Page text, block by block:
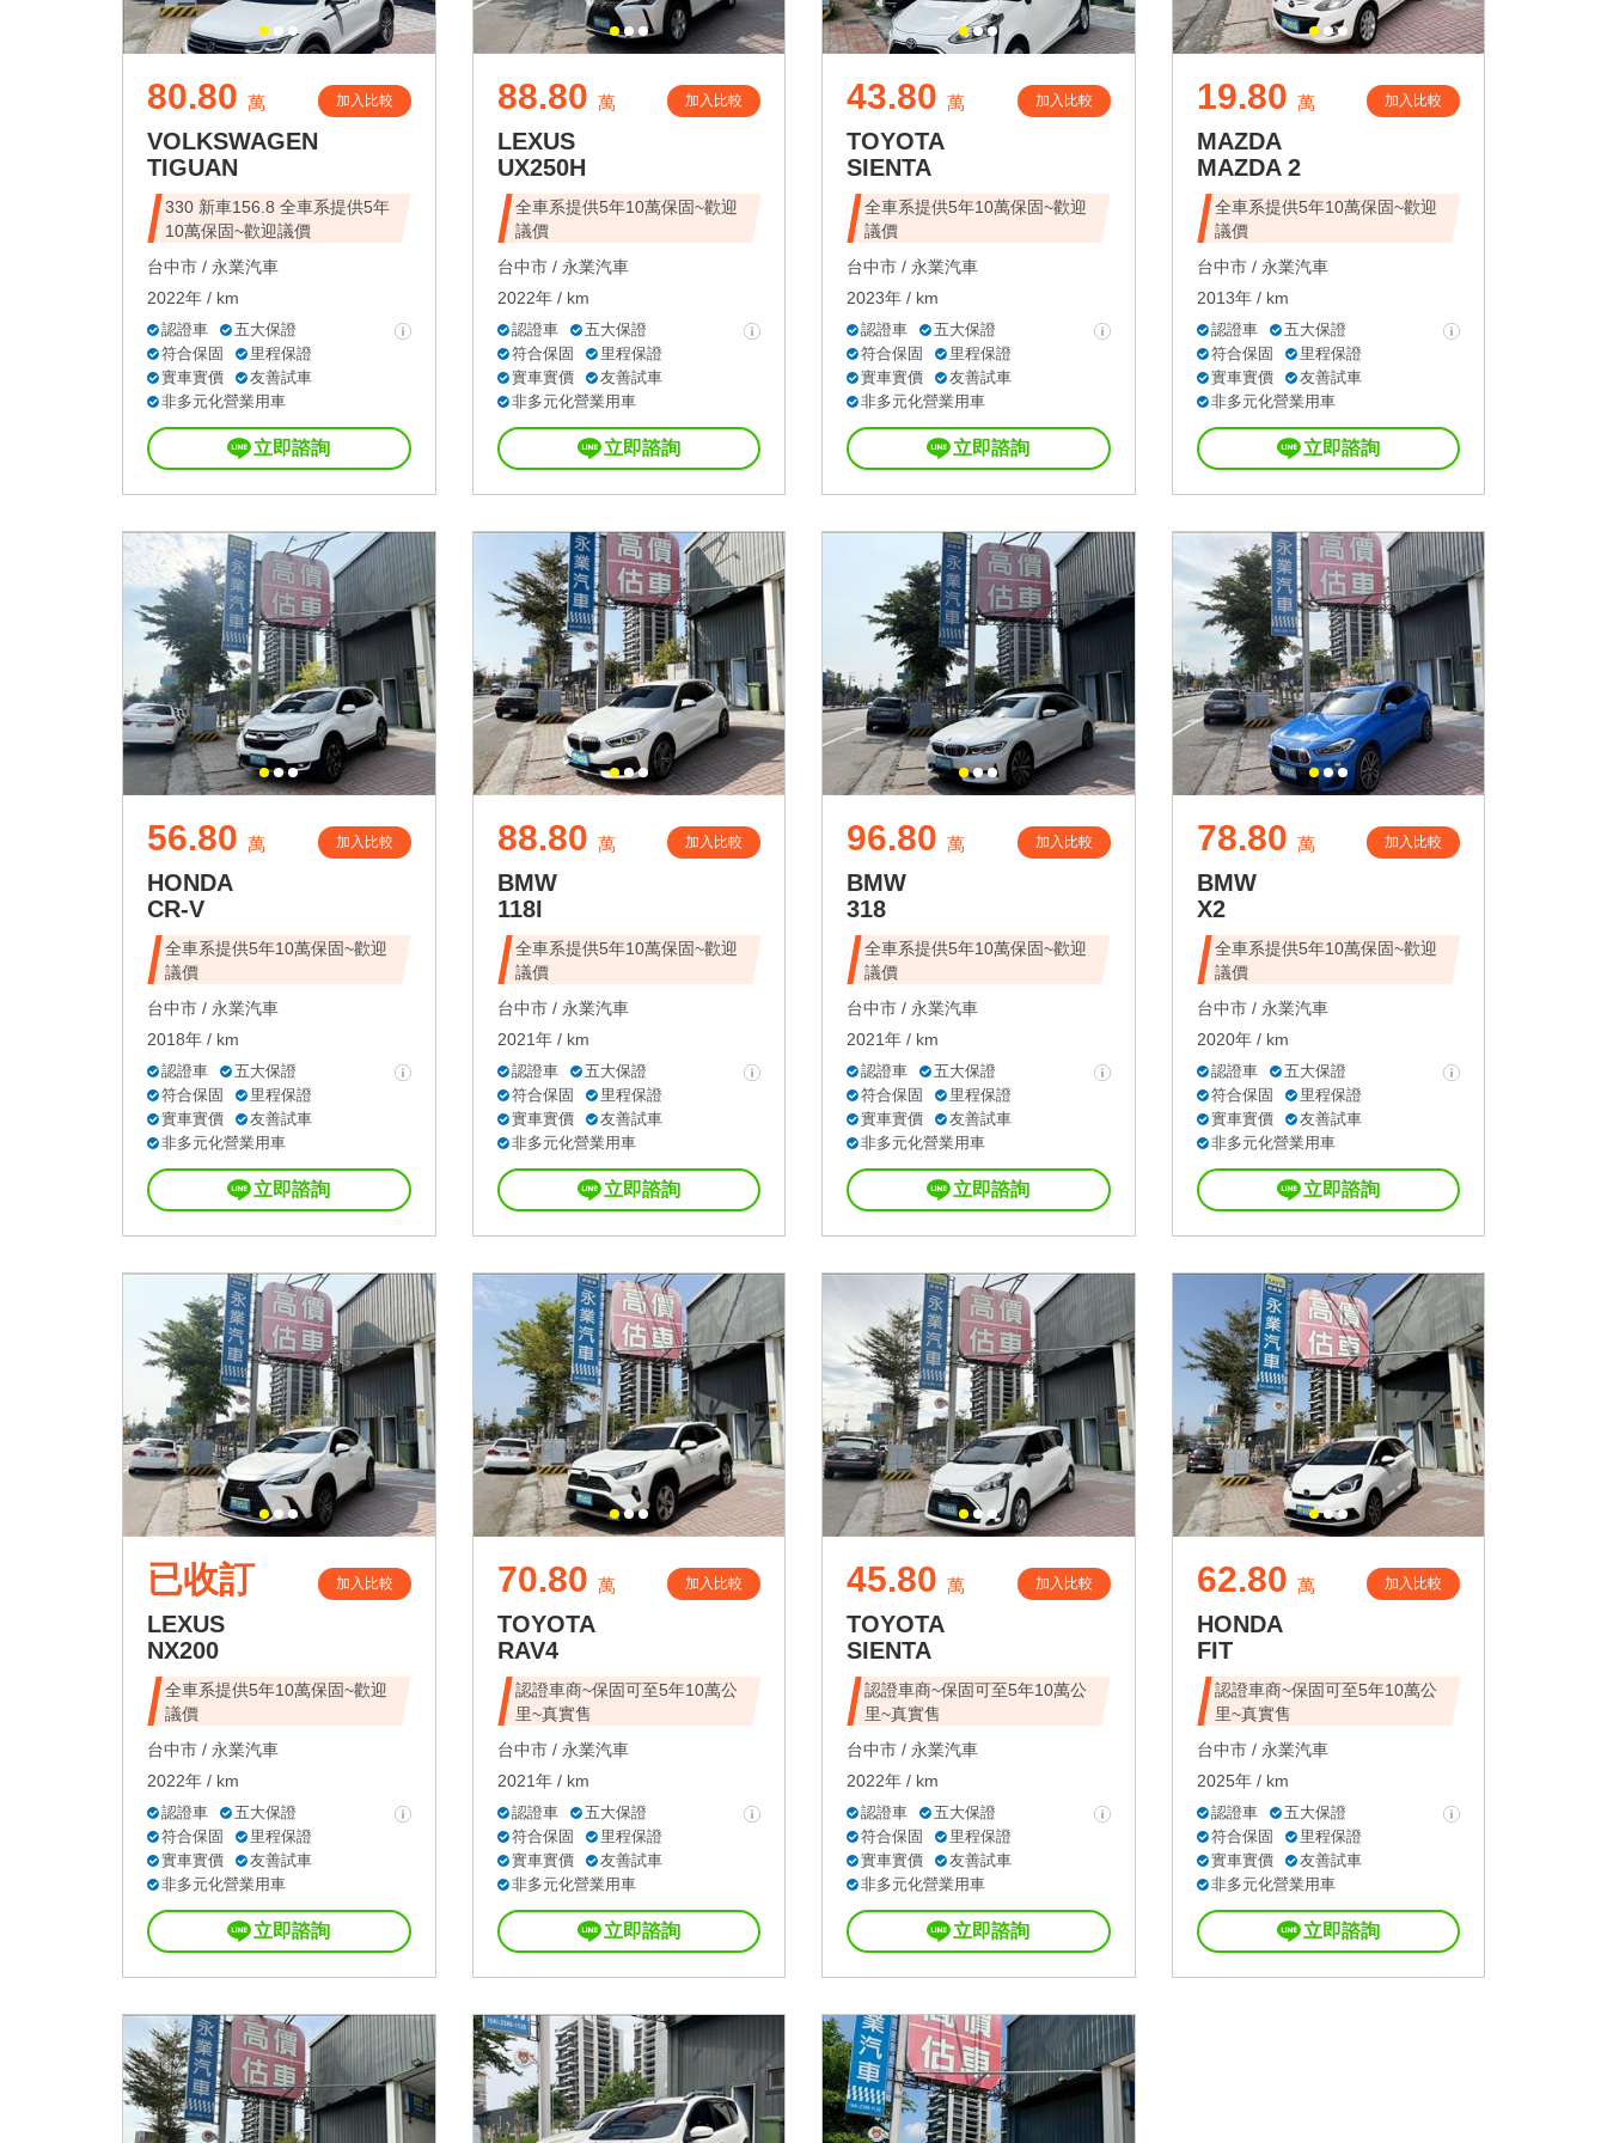
80.80 萬 加入比較
VOLKSWAGEN
TIGUAN
330 新車156.8 全車系提供5年
10萬保固~歡迎議價
台中市 / 永業汽車
2022年 / km
認證車
五大保證
符合保固
里程保證
實車實價
友善試車
非多元化營業用車
立即諮詢
88.80 萬 加入比較
LEXUS
UX250H
全車系提供5年10萬保固~歡迎
議價
台中市 / 永業汽車
2022年 / km
認證車
五大保證
符合保固
里程保證
實車實價
友善試車
非多元化營業用車
立即諮詢
43.80 萬 加入比較
TOYOTA
SIENTA
全車系提供5年10萬保固~歡迎
議價
台中市 / 永業汽車
2023年 / km
認證車
五大保證
符合保固
里程保證
實車實價
友善試車
非多元化營業用車
立即諮詢
19.80 萬 加入比較
MAZDA
MAZDA 2
全車系提供5年10萬保固~歡迎
議價
台中市 / 永業汽車
2013年 / km
認證車
五大保證
符合保固
里程保證
實車實價
友善試車
非多元化營業用車
立即諮詢
56.80 萬 加入比較
HONDA
CR-V
全車系提供5年10萬保固~歡迎
議價
台中市 / 永業汽車
2018年 / km
認證車
五大保證
符合保固
里程保證
實車實價
友善試車
非多元化營業用車
立即諮詢
88.80 萬 加入比較
BMW
118I
全車系提供5年10萬保固~歡迎
議價
台中市 / 永業汽車
2021年 / km
認證車
五大保證
符合保固
里程保證
實車實價
友善試車
非多元化營業用車
立即諮詢
96.80 萬 加入比較
BMW
318
全車系提供5年10萬保固~歡迎
議價
台中市 / 永業汽車
2021年 / km
認證車
五大保證
符合保固
里程保證
實車實價
友善試車
非多元化營業用車
立即諮詢
78.80 萬 加入比較
BMW
X2
全車系提供5年10萬保固~歡迎
議價
台中市 / 永業汽車
2020年 / km
認證車
五大保證
符合保固
里程保證
實車實價
友善試車
非多元化營業用車
立即諮詢
已收訂 加入比較
LEXUS
NX200
全車系提供5年10萬保固~歡迎
議價
台中市 / 永業汽車
2022年 / km
認證車
五大保證
符合保固
里程保證
實車實價
友善試車
非多元化營業用車
立即諮詢
70.80 萬 加入比較
TOYOTA
RAV4
認證車商~保固可至5年10萬公
里~真實售
台中市 / 永業汽車
2021年 / km
認證車
五大保證
符合保固
里程保證
實車實價
友善試車
非多元化營業用車
立即諮詢
45.80 萬 加入比較
TOYOTA
SIENTA
認證車商~保固可至5年10萬公
里~真實售
台中市 / 永業汽車
2022年 / km
認證車
五大保證
符合保固
里程保證
實車實價
友善試車
非多元化營業用車
立即諮詢
62.80 萬 加入比較
HONDA
FIT
認證車商~保固可至5年10萬公
里~真實售
台中市 / 永業汽車
2025年 / km
認證車
五大保證
符合保固
里程保證
實車實價
友善試車
非多元化營業用車
立即諮詢